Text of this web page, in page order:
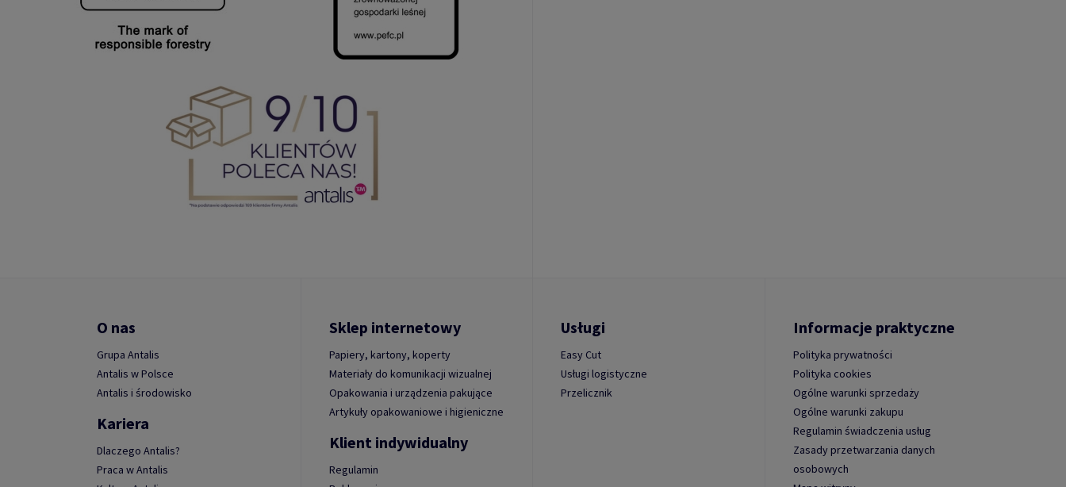
O nas
Grupa Antalis
Antalis w Polsce
Antalis i środowisko
Kariera
Dlaczego Antalis?
Praca w Antalis
Sklep internetowy
Papiery, kartony, koperty
Materiały do komunikacji wizualnej
Opakowania i urządzenia pakujące
Artykuły opakowaniowe i higieniczne
Klient indywidualny
Regulamin
Usługi
Easy Cut
Usługi logistyczne
Przelicznik
Informacje praktyczne
Polityka prywatności
Polityka cookies
Ogólne warunki sprzedaży
Ogólne warunki zakupu
Regulamin świadczenia usług
Zasady przetwarzania danych
osobowych